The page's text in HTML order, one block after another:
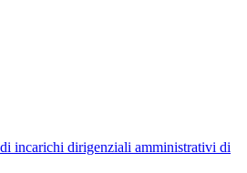
incarichi dirigenziali amministrativi di